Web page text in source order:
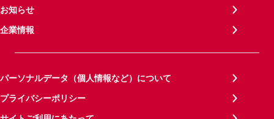
お知らせ
企業情報
パーソナルデータ（個人情報など）について
プライバシーポリシー